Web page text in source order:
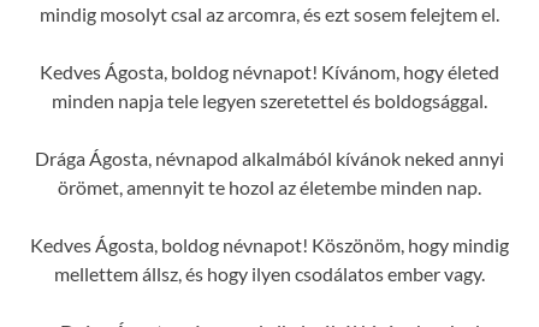
mindig mosolyt csal az arcomra, és ezt sosem felejtem el.
Kedves Ágosta, boldog névnapot! Kívánom, hogy életed
minden napja tele legyen szeretettel és boldogsággal.
Drága Ágosta, névnapod alkalmából kívánok neked annyi
örömet, amennyit te hozol az életembe minden nap.
Kedves Ágosta, boldog névnapot! Köszönöm, hogy mindig
mellettem állsz, és hogy ilyen csodálatos ember vagy.